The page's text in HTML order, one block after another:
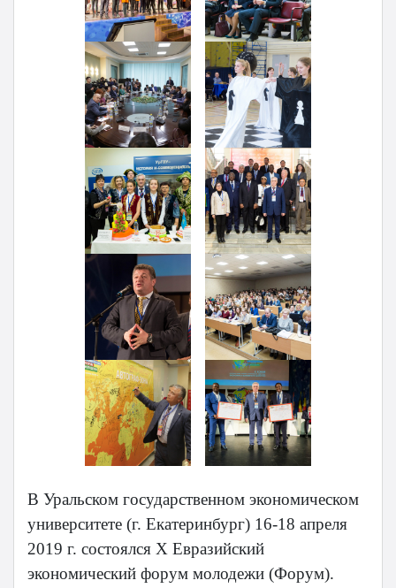
В Уральском государственном экономическом
университете (г. Екатеринбург) 16-18 апреля
2019 г. состоялся Х Евразийский
экономический форум молодежи (Форум).